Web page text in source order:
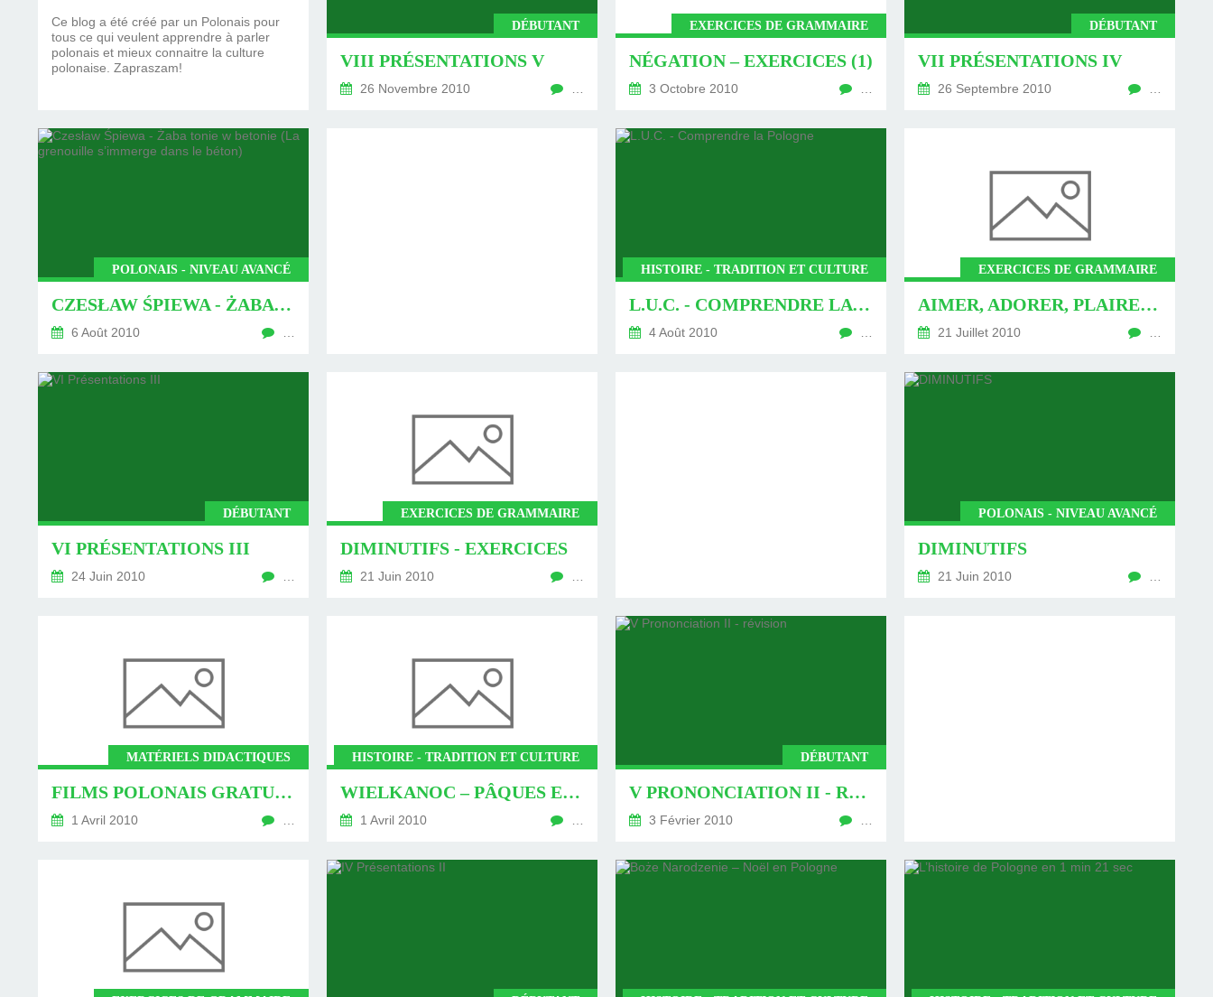
Ce blog a été créé par un Polonais pour
tous ce qui veulent apprendre à parler
polonais et mieux connaitre la culture
polonaise. Zapraszam!
DÉBUTANT
VIII PRÉSENTATIONS V
26 Novembre 2010
EXERCICES DE GRAMMAIRE
NÉGATION – EXERCICES (1)
3 Octobre 2010
DÉBUTANT
VII PRÉSENTATIONS IV
26 Septembre 2010
POLONAIS - NIVEAU AVANCÉ
CZESŁAW ŚPIEWA - ŻABA TONIE W BETONIE (LA GRENOUILLE S’IMMERGE DANS LE BÉTON)
6 Août 2010
HISTOIRE - TRADITION ET CULTURE
L.U.C. - COMPRENDRE LA POLOGNE
4 Août 2010
EXERCICES DE GRAMMAIRE
AIMER, ADORER, PLAIRE - EXERCICES
21 Juillet 2010
DÉBUTANT
VI PRÉSENTATIONS III
24 Juin 2010
EXERCICES DE GRAMMAIRE
DIMINUTIFS - EXERCICES
21 Juin 2010
POLONAIS - NIVEAU AVANCÉ
DIMINUTIFS
21 Juin 2010
MATÉRIELS DIDACTIQUES
FILMS POLONAIS GRATUITS (POUR CEUX QUI RÉSIDENT EN POLOGNE) !
1 Avril 2010
HISTOIRE - TRADITION ET CULTURE
WIELKANOC – PÂQUES EN POLOGNE
1 Avril 2010
DÉBUTANT
V PRONONCIATION II - RÉVISION
3 Février 2010